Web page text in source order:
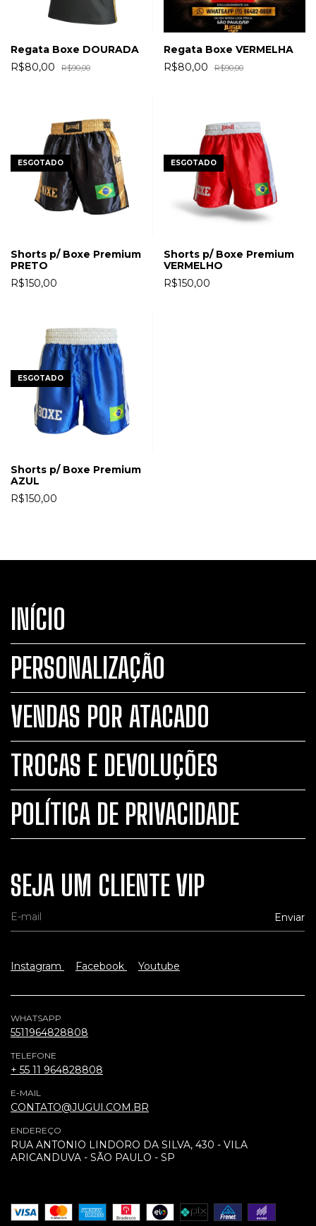
Regata Boxe DOURADA
R$80,00
R$90,00
Regata Boxe VERMELHA
R$80,00
R$90,00
ESGOTADO
Shorts p/ Boxe Premium
PRETO
R$150,00
ESGOTADO
Shorts p/ Boxe Premium
VERMELHO
R$150,00
ESGOTADO
Shorts p/ Boxe Premium
AZUL
R$150,00
INÍCIO
PERSONALIZAÇÃO
VENDAS POR ATACADO
TROCAS E DEVOLUÇÕES
POLÍTICA DE PRIVACIDADE
SEJA UM CLIENTE VIP
Instagram Facebook Youtube
WHATSAPP
5511964828808
TELEFONE
+ 55 11 964828808
E-MAIL
CONTATO@JUGUI.COM.BR
ENDEREÇO
RUA ANTONIO LINDORO DA SILVA, 430 - VILA
ARICANDUVA - SÃO PAULO - SP